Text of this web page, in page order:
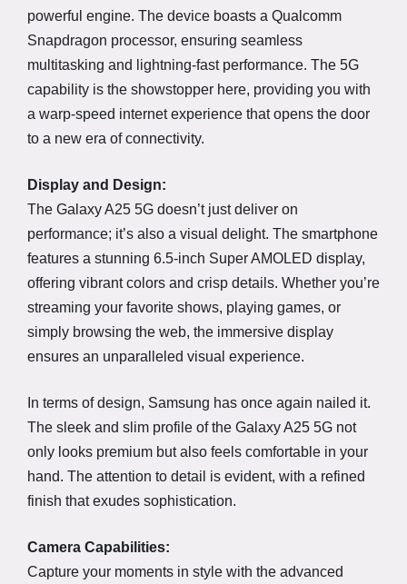
powerful engine. The device boasts a Qualcomm
Snapdragon processor, ensuring seamless
multitasking and lightning-fast performance. The 5G
capability is the showstopper here, providing you with
a warp-speed internet experience that opens the door
to a new era of connectivity.
Display and Design:
The Galaxy A25 5G doesn’t just deliver on
performance; it’s also a visual delight. The smartphone
features a stunning 6.5-inch Super AMOLED display,
offering vibrant colors and crisp details. Whether you’re
streaming your favorite shows, playing games, or
simply browsing the web, the immersive display
ensures an unparalleled visual experience.
In terms of design, Samsung has once again nailed it.
The sleek and slim profile of the Galaxy A25 5G not
only looks premium but also feels comfortable in your
hand. The attention to detail is evident, with a refined
finish that exudes sophistication.
Camera Capabilities:
Capture your moments in style with the advanced